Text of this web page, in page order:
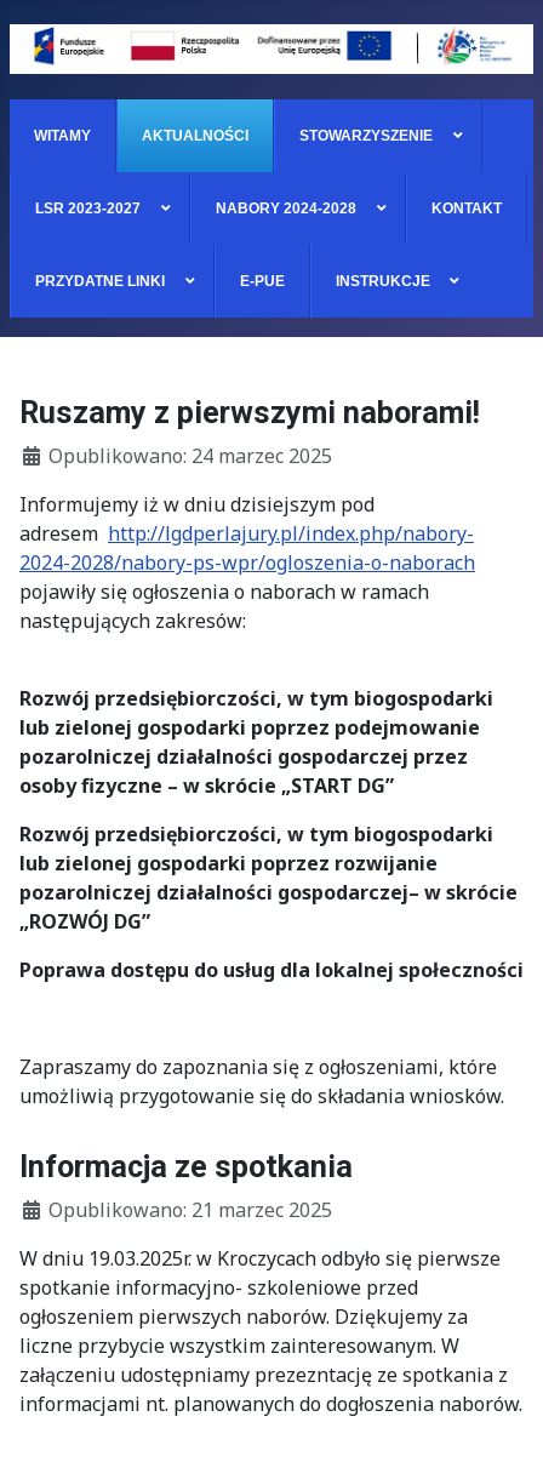
WITAMY AKTUALNOŚCI STOWARZYSZENIE
LSR 2023-2027 NABORY 2024-2028 KONTAKT
PRZYDATNE LINKI E-PUE INSTRUKCJE
Ruszamy z pierwszymi naborami!
Szczegóły
Opublikowano: 24 marzec 2025
Informujemy iż w dniu dzisiejszym pod
adresem http://lgdperlajury.pl/index.php/nabory-
2024-2028/nabory-ps-wpr/ogloszenia-o-naborach
pojawiły się ogłoszenia o naborach w ramach
następujących zakresów:
Rozwój przedsiębiorczości, w tym biogospodarki
lub zielonej gospodarki poprzez podejmowanie
pozarolniczej działalności gospodarczej przez
osoby fizyczne – w skrócie „START DG”
Rozwój przedsiębiorczości, w tym biogospodarki
lub zielonej gospodarki poprzez rozwijanie
pozarolniczej działalności gospodarczej– w skrócie
„ROZWÓJ DG”
Poprawa dostępu do usług dla lokalnej społeczności
Zapraszamy do zapoznania się z ogłoszeniami, które
umożliwią przygotowanie się do składania wniosków.
Informacja ze spotkania
Szczegóły
Opublikowano: 21 marzec 2025
W dniu 19.03.2025r. w Kroczycach odbyło się pierwsze
spotkanie informacyjno- szkoleniowe przed
ogłoszeniem pierwszych naborów. Dziękujemy za
liczne przybycie wszystkim zainteresowanym. W
załączeniu udostępniamy prezezntację ze spotkania z
informacjami nt. planowanych do dogłoszenia naborów.